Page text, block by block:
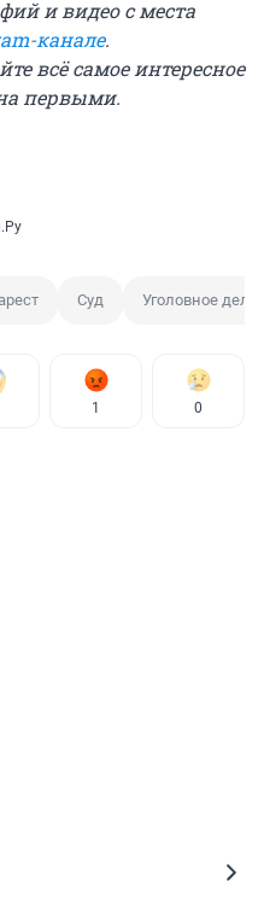
и видео с места
канале.
всё самое интересное
первыми.
Суд Уголовное дело
1 0